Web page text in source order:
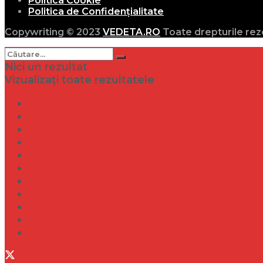
Politica de Confidențialitate
Copywriting © 2023 VEDETA.RO Toate drepturile
Nici un rezultat
Vizualizați toate rezultatele